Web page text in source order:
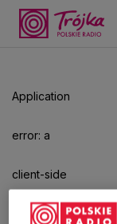
Application
error: a
client-side
exception